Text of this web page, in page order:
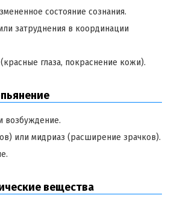
состояние сознания.
затруднения в координации
глаза, покраснение кожи).
возбуждение.
или мидриаз (расширение зрачков).
вещества